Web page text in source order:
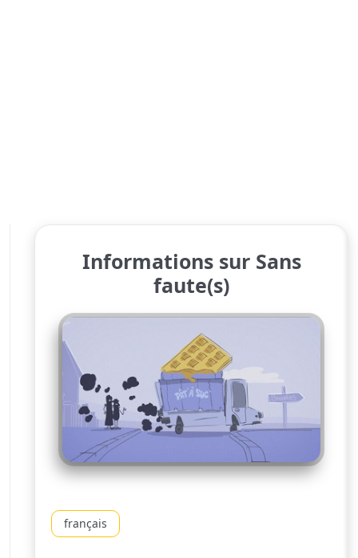
Informations sur Sans
faute(s)
français